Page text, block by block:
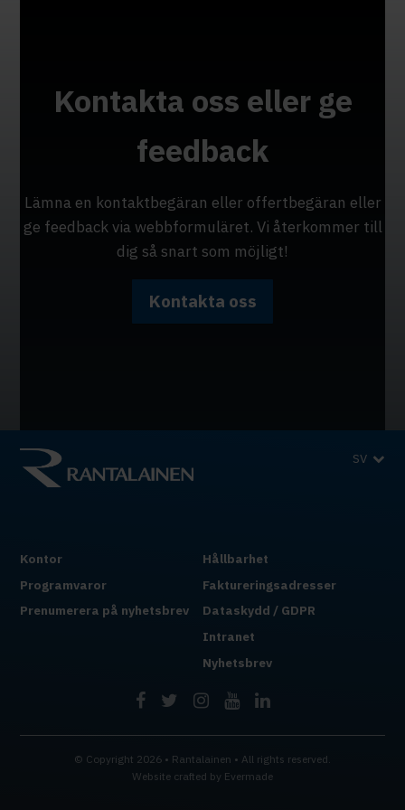
Kontakta oss eller ge
feedback
Lämna en kontaktbegäran eller offertbegäran eller
ge feedback via webbformuläret. Vi återkommer till
dig så snart som möjligt!
Kontakta oss
SV
Kontor
Programvaror
Prenumerera på nyhetsbrev
Hållbarhet
Faktureringsadresser
Dataskydd / GDPR
Intranet
Nyhetsbrev
© Copyright 2026 • Rantalainen • All rights reserved.
Website crafted by Evermade